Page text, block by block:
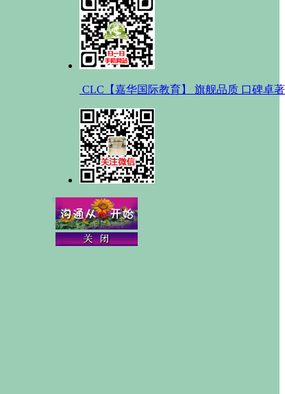
CLC【嘉华国际教育】 旗舰品质 口碑卓著